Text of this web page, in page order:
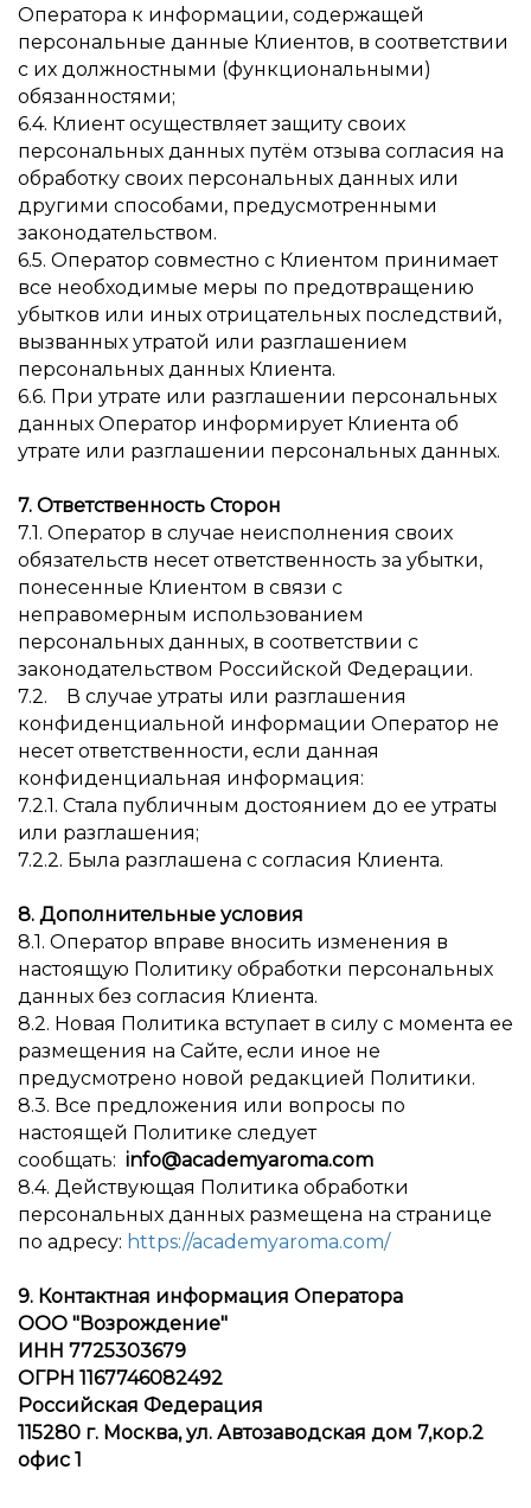
Оператора к информации, содержащей
персональные данные Клиентов, в соответствии
с их должностными (функциональными)
обязанностями;
6.4. Клиент осуществляет защиту своих
персональных данных путём отзыва согласия на
обработку своих персональных данных или
другими способами, предусмотренными
законодательством.
6.5. Оператор совместно с Клиентом принимает
все необходимые меры по предотвращению
убытков или иных отрицательных последствий,
вызванных утратой или разглашением
персональных данных Клиента.
6.6. При утрате или разглашении персональных
данных Оператор информирует Клиента об
утрате или разглашении персональных данных.
7. Ответственность Сторон
7.1. Оператор в случае неисполнения своих
обязательств несет ответственность за убытки,
понесенные Клиентом в связи с
неправомерным использованием
персональных данных, в соответствии с
законодательством Российской Федерации.
7.2. В случае утраты или разглашения
конфиденциальной информации Оператор не
несет ответственности, если данная
конфиденциальная информация:
7.2.1. Стала публичным достоянием до ее утраты
или разглашения;
7.2.2. Была разглашена с согласия Клиента.
8. Дополнительные условия
8.1. Оператор вправе вносить изменения в
настоящую Политику обработки персональных
данных без согласия Клиента.
8.2. Новая Политика вступает в силу с момента ее
размещения на Сайте, если иное не
предусмотрено новой редакцией Политики.
8.3. Все предложения или вопросы по
настоящей Политике следует
сообщать: info@academyaroma.com
8.4. Действующая Политика обработки
персональных данных размещена на странице
по адресу: https://academyaroma.com/
9. Контактная информация Оператора
ООО "Возрождение"
ИНН 7725303679
ОГРН 1167746082492
Российская Федерация
115280 г. Москва, ул. Автозаводская дом 7,кор.2
офис 1